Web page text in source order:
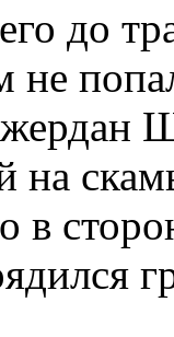
до
не
в